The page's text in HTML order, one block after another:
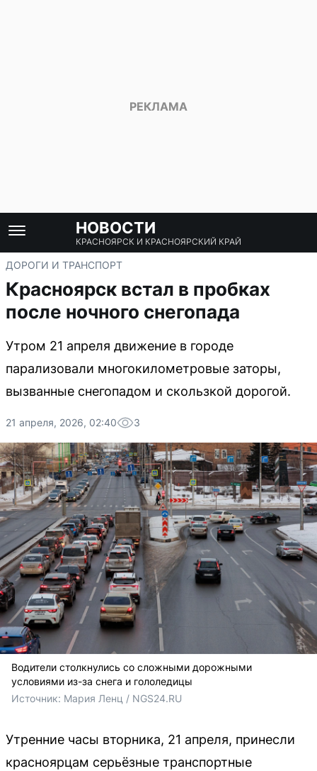
НОВОСТИ
КРАСНОЯРСК И КРАСНОЯРСКИЙ КРАЙ
ДОРОГИ И ТРАНСПОРТ
Красноярск встал в пробках
после ночного снегопада
Утром 21 апреля движение в городе
парализовали многокилометровые заторы,
вызванные снегопадом и скользкой дорогой.
21 апреля, 2026, 02:40 3
Водители столкнулись со сложными дорожными
условиями из-за снега и гололедицы
Источник: Мария Ленц / NGS24.RU
Утренние часы вторника, 21 апреля, принесли
красноярцам серьёзные транспортные